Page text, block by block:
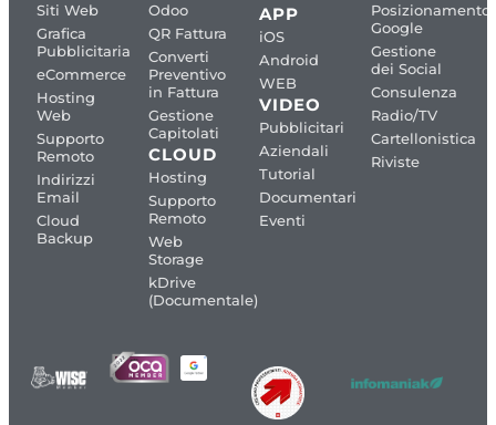
Siti Web
Grafica
Pubblicitaria
eCommerce
Hosting
Web
Supporto
Remoto
Indirizzi
Email
Cloud
Backup
Odoo
QR Fattura
Converti
Preventivo
in Fattura
Gestione
Capitolati
CLOUD
Hosting
Supporto
Remoto
Web
Storage
kDrive
(Documentale)
APP
iOS
Android
WEB
VIDEO
Pubblicitari
Aziendali
Tutorial
Documentari
Eventi
Posizionamento
Google
Gestione
dei Social
Consulenza
Radio/TV
Cartellonistica
Riviste